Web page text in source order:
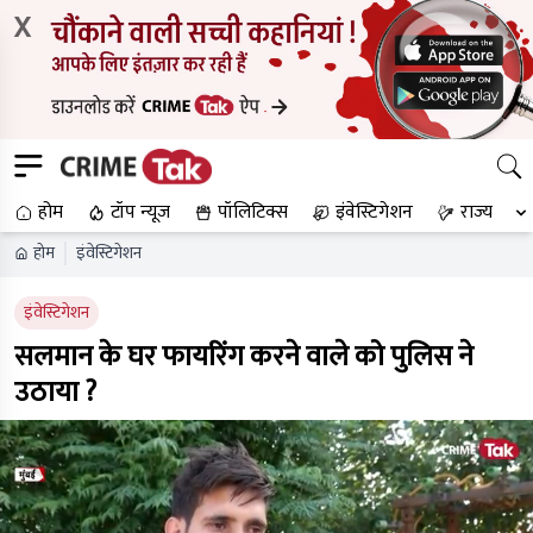
X
होम टॉप न्यूज पॉलिटिक्स इंवेस्टिगेशन राज्य
होम इंवेस्टिगेशन
इंवेस्टिगेशन
सलमान के घर फायरिंग करने वाले को पुलिस ने
उठाया ?